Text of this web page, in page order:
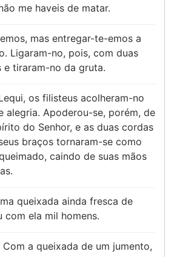
me haveis de matar.
mas entregar-te-emos a
Ligaram-no, pois, com duas
e tiraram-no da gruta.
os filisteus acolheram-no
alegria. Apoderou-se, porém, de
do Senhor, e as duas cordas
braços tornaram-se como
caindo de suas mãos
queixada ainda fresca de
com ela mil homens.
Com a queixada de um jumento,